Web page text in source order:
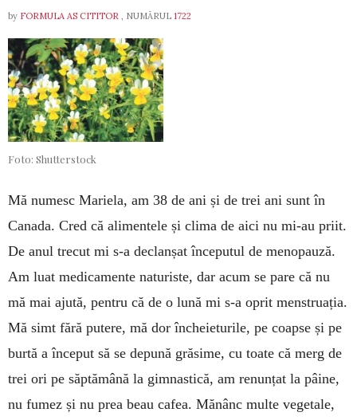
by FORMULA AS CITITOR , NUMĂRUL 1722
Foto: Shutterstock
Mă numesc Mariela, am 38 de ani și de trei ani sunt în
Canada. Cred că alimentele și clima de aici nu mi-au priit.
De anul trecut mi s-a de­clanșat în­ce­putul de menopauză.
Am luat medicamente natu­riste, dar acum se pare că nu
mă mai ajută, pentru că de o lună mi s-a oprit menstruația.
Mă simt fără putere, mă dor încheieturile, pe coapse și pe
burtă a început să se depună grăsime, cu toate că merg de
trei ori pe săptă­mână la gimnastică, am renun­țat la pâine,
nu fumez și nu prea beau cafea. Mănânc multe vege­tale,